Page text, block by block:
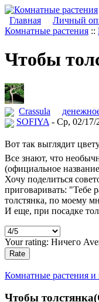
Главная Личный
Комнатные растения ::
Чтобы
Crassula
SOFIYA - Ср, 02/17/
Вот так выглядит
Все знают, что
(официальное название
Хочу поделиться
приговаривать: "Тебе
толстянка, по моему
И еще, при посадке
Your rating: Ничего
Комнатные растения и
Чтобы